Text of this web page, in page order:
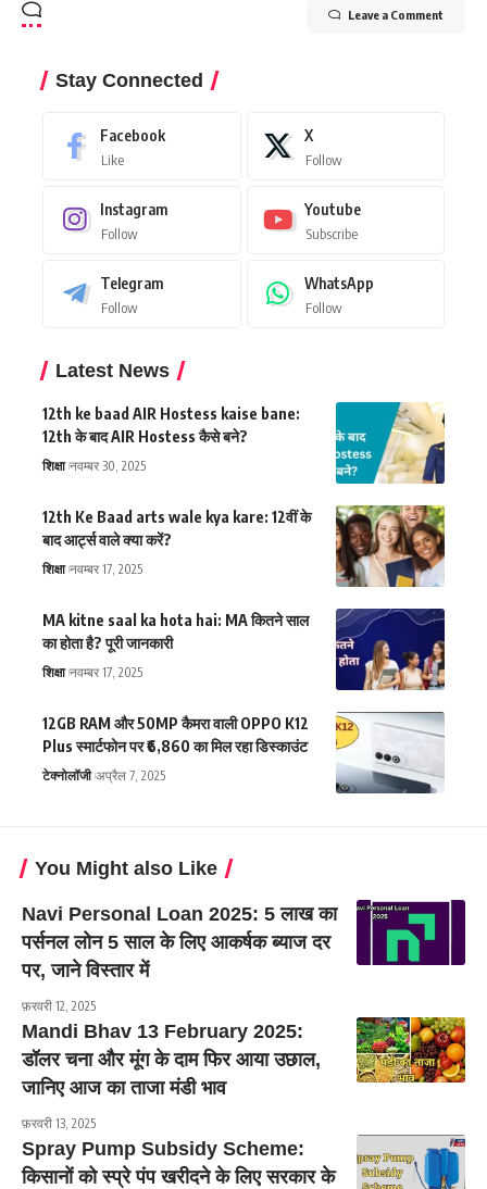
Leave a Comment
Stay Connected
Facebook
Like
X
Follow
Instagram
Follow
Youtube
Subscribe
Telegram
Follow
WhatsApp
Follow
Latest News
12th ke baad AIR Hostess kaise bane:
12th के बाद AIR Hostess कैसे बने?
शिक्षा नवम्बर 30, 2025
12th Ke Baad arts wale kya kare: 12वीं के
बाद आर्ट्स वाले क्या करें?
शिक्षा नवम्बर 17, 2025
MA kitne saal ka hota hai: MA कितने साल
का होता है? पूरी जानकारी
शिक्षा नवम्बर 17, 2025
12GB RAM और 50MP कैमरा वाली OPPO K12
Plus स्मार्टफोन पर ₹6,860 का मिल रहा डिस्काउंट
टेक्नोलॉजी अप्रैल 7, 2025
You Might also Like
Navi Personal Loan 2025: 5 लाख का
पर्सनल लोन 5 साल के लिए आकर्षक ब्याज दर
पर, जाने विस्तार में
फ़रवरी 12, 2025
Mandi Bhav 13 February 2025:
डॉलर चना और मूंग के दाम फिर आया उछाल,
जानिए आज का ताजा मंडी भाव
फ़रवरी 13, 2025
Spray Pump Subsidy Scheme:
किसानों को स्प्रे पंप खरीदने के लिए सरकार के